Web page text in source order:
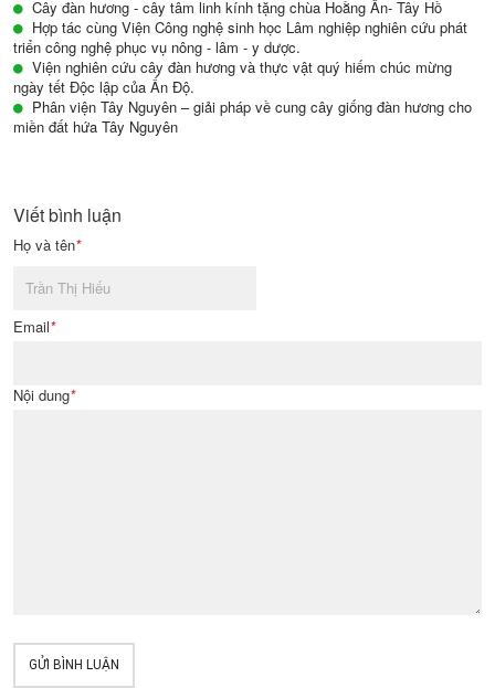
Cây đàn hương - cây tâm linh kính tặng chùa Hoằng Ân- Tây Hồ
Hợp tác cùng Viện Công nghệ sinh học Lâm nghiệp nghiên cứu phát
triển công nghệ phục vụ nông - lâm - y dược.
Viện nghiên cứu cây đàn hương và thực vật quý hiếm chúc mừng
ngày tết Độc lập của Ấn Độ.
Phân viện Tây Nguyên – giải pháp về cung cây giống đàn hương cho
miền đất hứa Tây Nguyên
Viết bình luận
Họ và tên*
Email*
Nội dung*
GỬI BÌNH LUẬN